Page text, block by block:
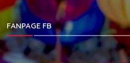
FANPAGE FB